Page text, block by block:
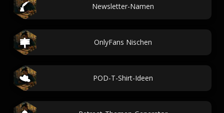
Newsletter-Namen
OnlyFans Nischen
POD-T-Shirt-Ideen